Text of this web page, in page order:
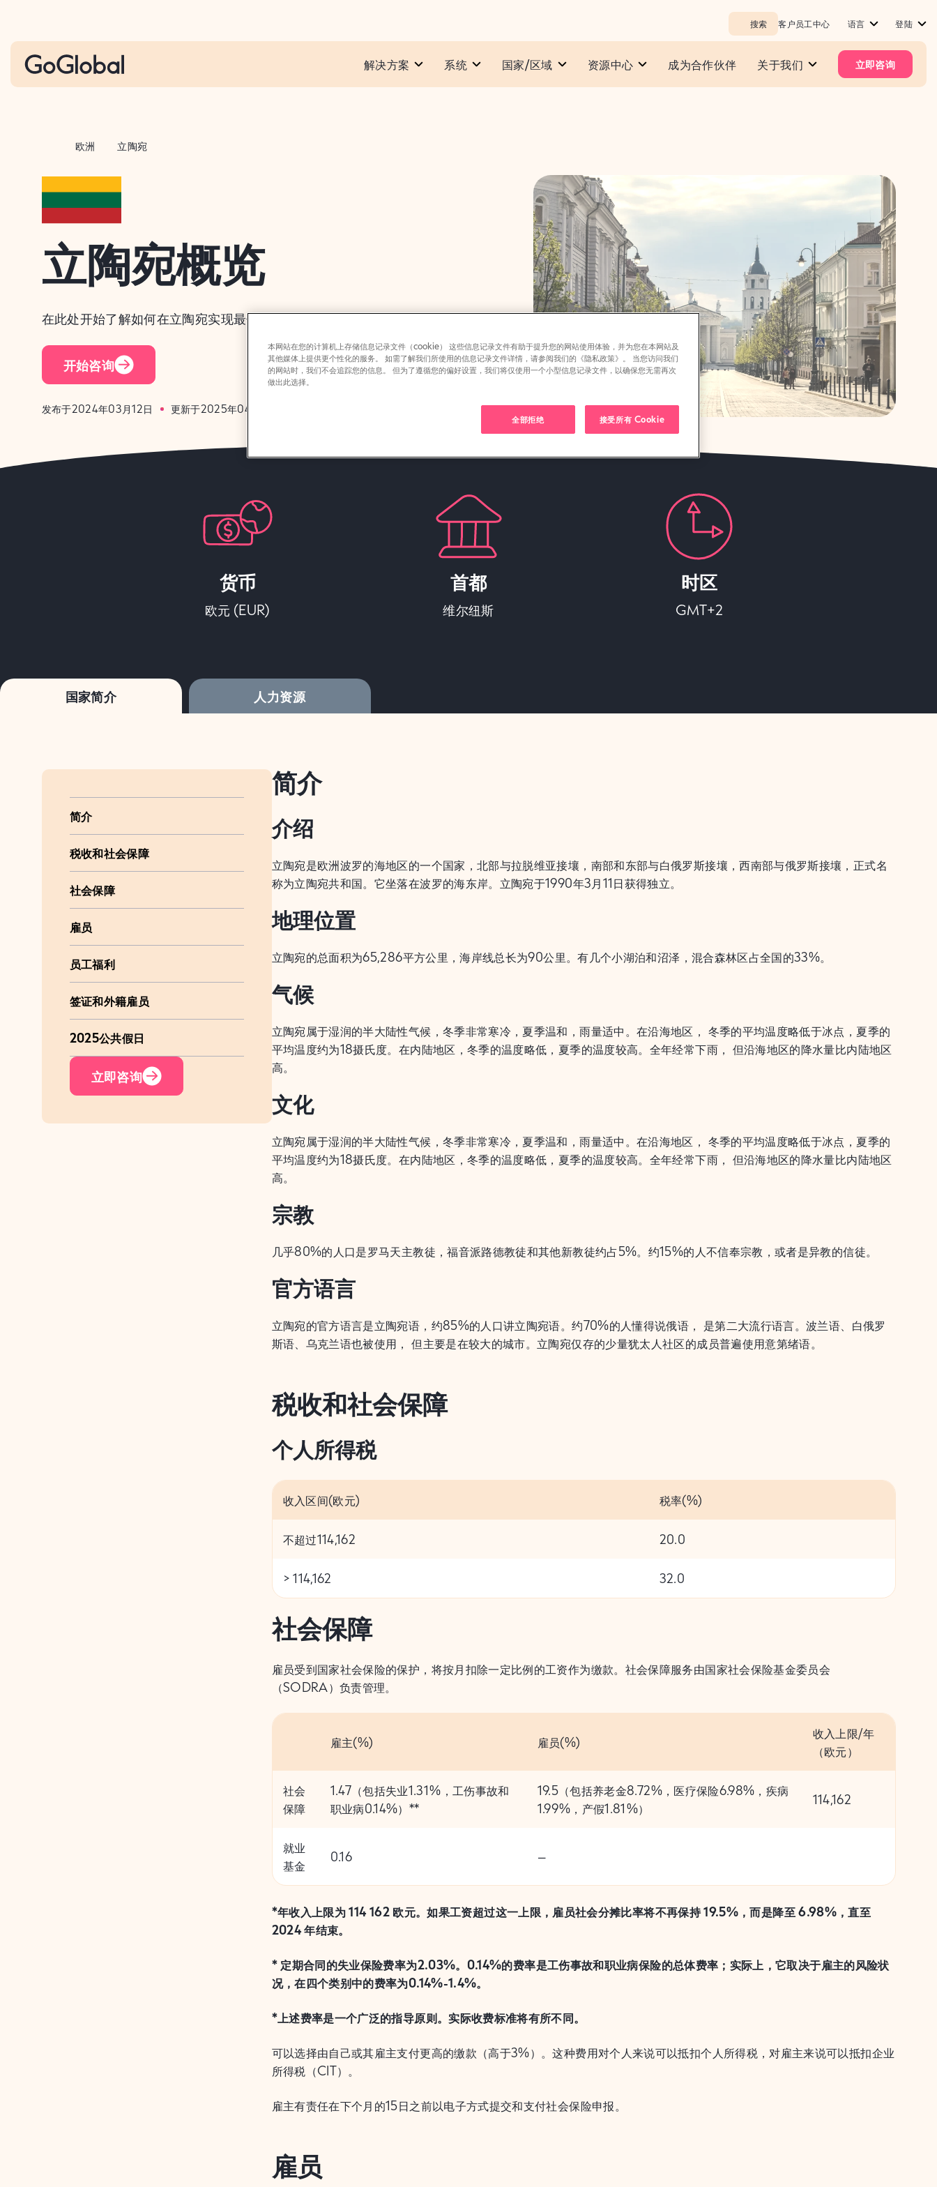
搜索 客户员工中心 语言 登陆
解决方案 系统​ 国家/区域 资源中心 成为合作伙伴 关于我们 立即咨询
欧洲 立陶宛
立陶宛概览
在此处开始了解如何在立陶宛实现最佳人力资源实践及雇佣。
开始咨询
发布于2024年03月12日 更新于2025年04月9日
货币
欧元 (EUR)
首都
维尔纽斯
时区
GMT+2
国家简介 人力资源
简介
税收和社会保障
社会保障
雇员
员工福利
签证和外籍雇员
2025公共假日
立即咨询
简介
介绍
立陶宛是欧洲波罗的海地区的一个国家，北部与拉脱维亚接壤，南部和东部与白俄罗斯接壤，西南部与俄罗斯接壤，正式名
称为立陶宛共和国。它坐落在波罗的海东岸。立陶宛于1990年3月11日获得独立。
地理位置
立陶宛的总面积为65,286平方公里，海岸线总长为90公里。有几个小湖泊和沼泽，混合森林区占全国的33%。
气候
立陶宛属于湿润的半大陆性气候，冬季非常寒冷，夏季温和，雨量适中。在沿海地区， 冬季的平均温度略低于冰点，夏季的
平均温度约为18摄氏度。在内陆地区，冬季的温度略低，夏季的温度较高。全年经常下雨， 但沿海地区的降水量比内陆地区
高。
文化
立陶宛属于湿润的半大陆性气候，冬季非常寒冷，夏季温和，雨量适中。在沿海地区， 冬季的平均温度略低于冰点，夏季的
平均温度约为18摄氏度。在内陆地区，冬季的温度略低，夏季的温度较高。全年经常下雨， 但沿海地区的降水量比内陆地区
高。
宗教
几乎80%的人口是罗马天主教徒，福音派路德教徒和其他新教徒约占5%。约15%的人不信奉宗教，或者是异教的信徒。
官方语言
立陶宛的官方语言是立陶宛语，约85%的人口讲立陶宛语。约70%的人懂得说俄语， 是第二大流行语言。波兰语、白俄罗
斯语、乌克兰语也被使用， 但主要是在较大的城市。立陶宛仅存的少量犹太人社区的成员普遍使用意第绪语。
税收和社会保障
个人所得税
收入区间(欧元) 税率(%)
不超过114,162 20.0
> 114,162 32.0
社会保障
雇员受到国家社会保险的保护，将按月扣除一定比例的工资作为缴款。社会保障服务由国家社会保险基金委员会
（SODRA）负责管理。
雇主(%) 雇员(%)
收入上限/年
（欧元）
社会
保障
1.47（包括失业1.31%，工伤事故和
职业病0.14%）**
19.5（包括养老金8.72%，医疗保险6.98%，疾病
1.99%，产假1.81%）
114,162
就业
基金
0.16 –
*年收入上限为 114 162 欧元。如果工资超过这一上限，雇员社会分摊比率将不再保持 19.5%，而是降至 6.98%，直至
2024 年结束。
* 定期合同的失业保险费率为2.03%。0.14%的费率是工伤事故和职业病保险的总体费率；实际上，它取决于雇主的风险状
况，在四个类别中的费率为0.14%-1.4%。
*上述费率是一个广泛的指导原则。实际收费标准将有所不同。
可以选择由自己或其雇主支付更高的缴款（高于3%）。这种费用对个人来说可以抵扣个人所得税，对雇主来说可以抵扣企业
所得税（CIT）。
雇主有责任在下个月的15日之前以电子方式提交和支付社会保险申报。
雇员
本网站在您的计算机上存储信息记录文件（cookie） 这些信息记录文件有助于提升您的网站使用体验，并为您在本网站及
其他媒体上提供更个性化的服务。 如需了解我们所使用的信息记录文件详情，请参阅我们的《隐私政策》。 当您访问我们
的网站时，我们不会追踪您的信息。 但为了遵循您的偏好设置，我们将仅使用一个小型信息记录文件，以确保您无需再次
做出此选择。
全部拒绝 接受所有 Cookie